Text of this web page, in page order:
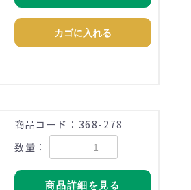
カゴに入れる
商品コード：368-278
数量：
商品詳細を見る